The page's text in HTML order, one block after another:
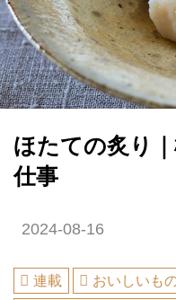
ほたての炙り
仕事
2024-08-16
連載 おいしいも